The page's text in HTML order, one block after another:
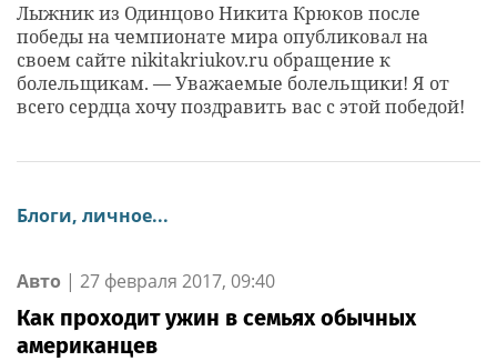
Лыжник из Одинцово Никита Крюков после
победы на чемпионате мира опубликовал на
своем сайте nikitakriukov.ru обращение к
болельщикам. — Уважаемые болельщики! Я от
всего сердца хочу поздравить вас с этой победой!
Авто | 27 февраля 2017, 09:40
Как проходит ужин в семьях обычных
американцев
Блоги, личное...